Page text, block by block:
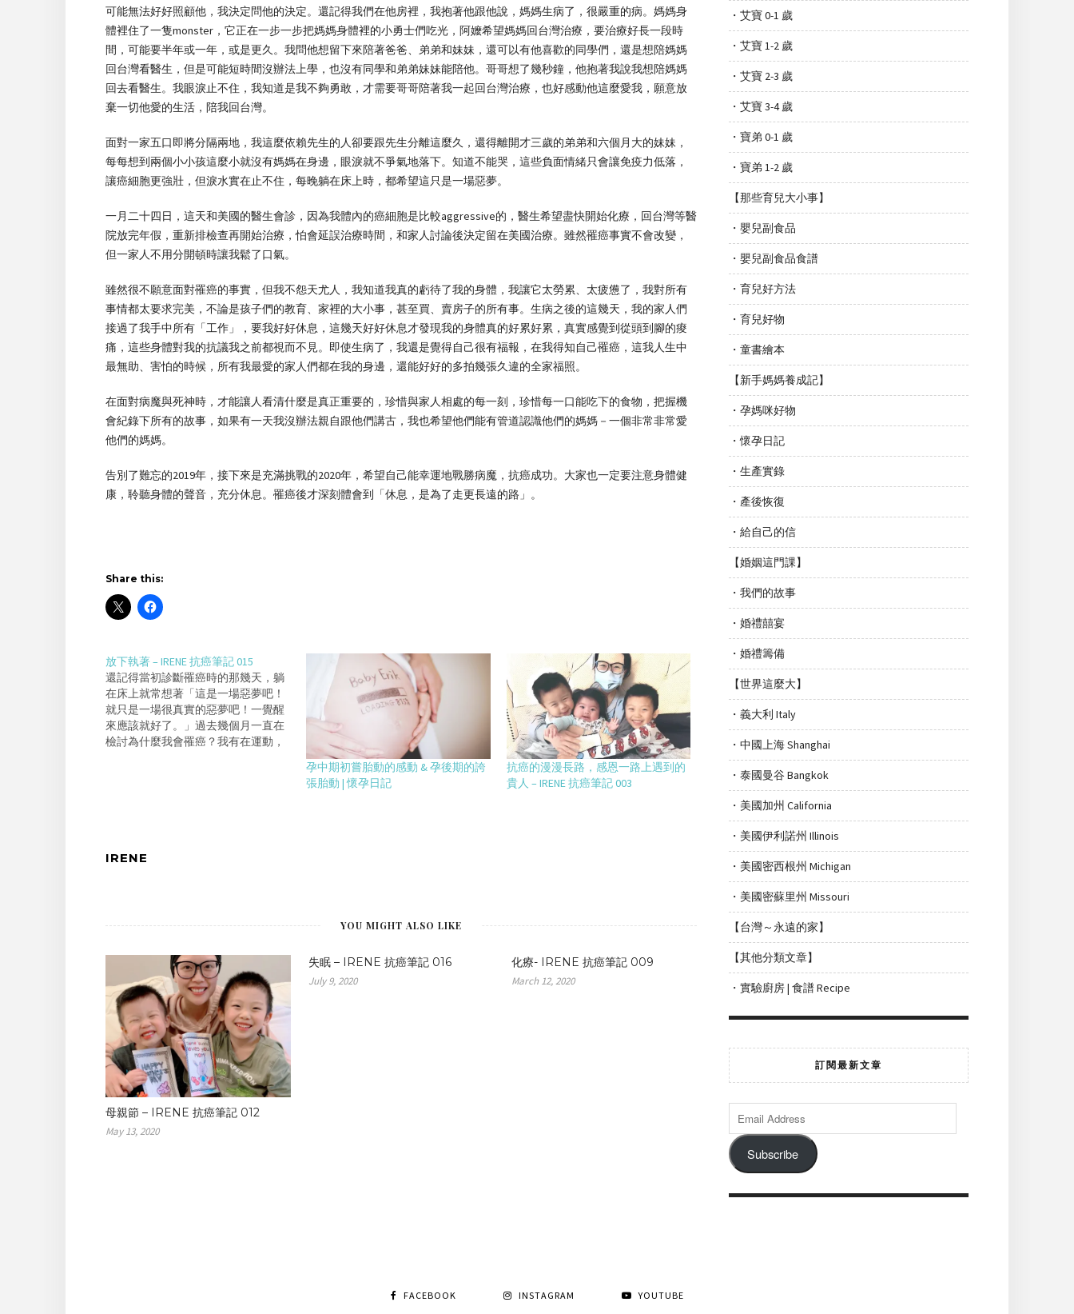
可能無法好好照顧他，我決定問他的決定。還記得我們在他房裡，我抱著他跟他說，媽媽生病了，很嚴重的病。媽媽身
體裡住了一隻monster，它正在一步一步把媽媽身體裡的小勇士們吃光，阿嬤希望媽媽回台灣治療，要治療好長一段時
間，可能要半年或一年，或是更久。我問他想留下來陪著爸爸、弟弟和妹妹，還可以有他喜歡的同學們，還是想陪媽媽
回台灣看醫生，但是可能短時間沒辦法上學，也沒有同學和弟弟妹妹能陪他。哥哥想了幾秒鐘，他抱著我說我想陪媽媽
回去看醫生。我眼淚止不住，我知道是我不夠勇敢，才需要哥哥陪著我一起回台灣治療，也好感動他這麼愛我，願意放
棄一切他愛的生活，陪我回台灣。
面對一家五口即將分隔兩地，我這麼依賴先生的人卻要跟先生分離這麼久，還得離開才三歲的弟弟和六個月大的妹妹，
每每想到兩個小小孩這麼小就沒有媽媽在身邊，眼淚就不爭氣地落下。知道不能哭，這些負面情緒只會讓免疫力低落，
讓癌細胞更強壯，但淚水實在止不住，每晚躺在床上時，都希望這只是一場惡夢。
一月二十四日，這天和美國的醫生會診，因為我體內的癌細胞是比較aggressive的，醫生希望盡快開始化療，回台灣等醫
院放完年假，重新排檢查再開始治療，怕會延誤治療時間，和家人討論後決定留在美國治療。雖然罹癌事實不會改變，
但一家人不用分開頓時讓我鬆了口氣。
雖然很不願意面對罹癌的事實，但我不怨天尤人，我知道我真的虧待了我的身體，我讓它太勞累、太疲憊了，我對所有
事情都太要求完美，不論是孩子們的教育、家裡的大小事，甚至買、賣房子的所有事。生病之後的這幾天，我的家人們
接過了我手中所有「工作」，要我好好休息，這幾天好好休息才發現我的身體真的好累好累，真實感覺到從頭到腳的痠
痛，這些身體對我的抗議我之前都視而不見。即使生病了，我還是覺得自己很有福報，在我得知自己罹癌，這我人生中
最無助、害怕的時候，所有我最愛的家人們都在我的身邊，還能好好的多拍幾張久違的全家福照。
在面對病魔與死神時，才能讓人看清什麼是真正重要的，珍惜與家人相處的每一刻，珍惜每一口能吃下的食物，把握機
會紀錄下所有的故事，如果有一天我沒辦法親自跟他們講古，我也希望他們能有管道認識他們的媽媽－一個非常非常愛
他們的媽媽。
告別了難忘的2019年，接下來是充滿挑戰的2020年，希望自己能幸運地戰勝病魔，抗癌成功。大家也一定要注意身體健
康，聆聽身體的聲音，充分休息。罹癌後才深刻體會到「休息，是為了走更長遠的路」。
Share this:
放下執著 – IRENE 抗癌筆記 015
還記得當初診斷罹癌時的那幾天，躺
在床上就常想著「這是一場惡夢吧！
就只是一場很真實的惡夢吧！一覺醒
來應該就好了。」過去幾個月一直在
檢討為什麼我會罹癌？我有在運動，
子，還生三個呢！那到底是什麼原因
自己的期待，又放不下執著，這時候
就讓心理壓力很大。像是看到其他人
對我孩子們的打罵教育，我卻無力改
變的挫折感；對自己在教養方面有好
多的期許，卻心有餘而力不足的失落
感等等。我無時無刻想照顧小孩的心
靈，從家人對孩子的管教，到孩子們
在學校的適應問題，我太想照顧好孩
子們的心理，卻完全忽視自己的心理
狀態。 2019年壓垮我健康的最後一根
稻草，大概就是懷孕時女兒被診斷出
基因異常，以及出生後新生兒聽力篩
孕中期初嘗胎動的感動 & 孕後期的誇
張胎動 | 懷孕日記
抗癌的漫漫長路，感恩一路上遇到的
貴人 – IRENE 抗癌筆記 003
IRENE
YOU MIGHT ALSO LIKE
母親節 – IRENE 抗癌筆記 012
May 13, 2020
失眠 – IRENE 抗癌筆記 016
July 9, 2020
化療- IRENE 抗癌筆記 009
March 12, 2020
・艾寶 0-1 歲
・艾寶 1-2 歲
・艾寶 2-3 歲
・艾寶 3-4 歲
・寶弟 0-1 歲
・寶弟 1-2 歲
【那些育兒大小事】
・嬰兒副食品
・嬰兒副食品食譜
・育兒好方法
・育兒好物
・童書繪本
【新手媽媽養成記】
・孕媽咪好物
・懷孕日記
・生產實錄
・產後恢復
・給自己的信
【婚姻這門課】
・我們的故事
・婚禮囍宴
・婚禮籌備
【世界這麼大】
・義大利 Italy
・中國上海 Shanghai
・泰國曼谷 Bangkok
・美國加州 California
・美國伊利諾州 Illinois
・美國密西根州 Michigan
・美國密蘇里州 Missouri
【台灣～永遠的家】
【其他分類文章】
・實驗廚房 | 食譜 Recipe
訂閱最新文章
Subscribe
FACEBOOK INSTAGRAM YOUTUBE